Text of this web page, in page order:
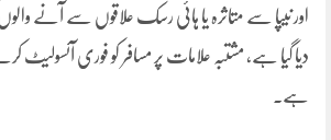
اور نیپا سے متاثرہ یا ہائی رسک علاقوں سے آنے
دیا گیا ہے، مشتبہ علامات پر مسافر کو فوری آئسولیٹ
ہے۔